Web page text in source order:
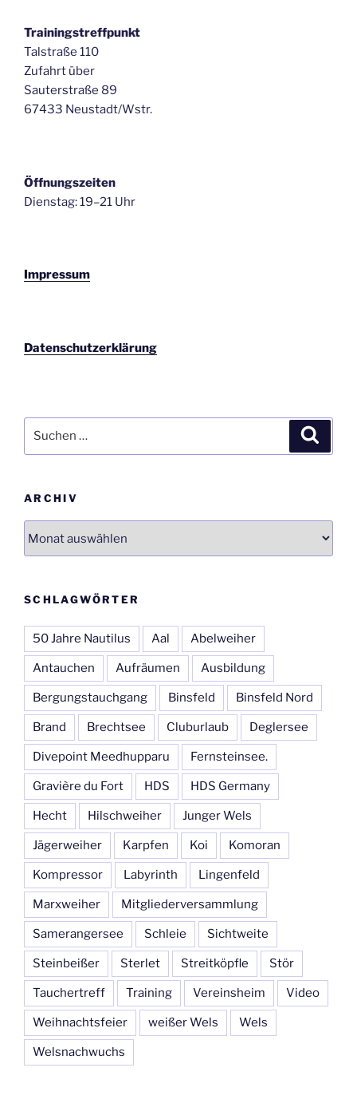
Trainingstreffpunkt
Talstraße 110
Zufahrt über
Sauterstraße 89
67433 Neustadt/Wstr.
Öffnungszeiten
Dienstag: 19–21 Uhr
Impressum
Datenschutzerklärung
nach:
ARCHIV
SCHLAGWÖRTER
50 Jahre Nautilus Aal Abelweiher
Antauchen Aufräumen Ausbildung
Bergungstauchgang Binsfeld Binsfeld Nord
Brand Brechtsee Cluburlaub Deglersee
Divepoint Meedhupparu Fernsteinsee.
Gravière du Fort HDS HDS Germany
Hecht Hilschweiher Junger Wels
Jägerweiher Karpfen Koi Komoran
Kompressor Labyrinth Lingenfeld
Marxweiher Mitgliederversammlung
Samerangersee Schleie Sichtweite
Steinbeißer Sterlet Streitköpfle Stör
Tauchertreff Training Vereinsheim Video
Weihnachtsfeier weißer Wels Wels
Welsnachwuchs